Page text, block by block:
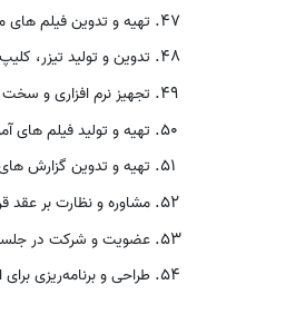
تهیه و تدوین فیلم های
تدوین و تولید تیزر،
تجهیز نرم افزاری و
تهیه و تولید فیلم های
تهیه و تدوین گزارش
مشاوره و نظارت بر
عضویت‌ و شرکت‌ در
طراحی‌ و برنامه‌ریزی‌